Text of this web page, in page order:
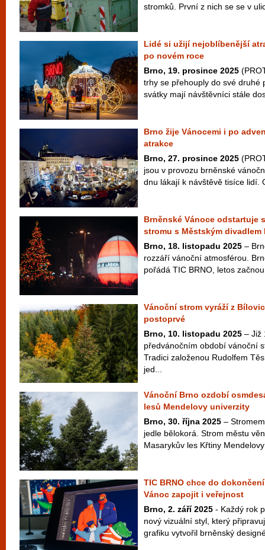
stromků. První z nich se se v
Lidé si užijí nejoblíbenější
po novém roce
Brno, 19. prosince 2025
trhy se přehouply do své druhé
svátky mají návštěvníci stále
Brno žije Vánocemi i po
atrakce
Brno, 27. prosince 2025
jsou v provozu brněnské
dnu lákají k návštěvě tisíce lidí.
Brněnské Vánoce odstartuje
stromu s Městským divadlem
Brno, 18. listopadu 2025 –
rozzáří vánoční atmosférou.
pořádá TIC BRNO, letos
Vánoční strom vyráží z
postoprvé
Brno, 10. listopadu 2025 – Již
předvánočním období vánoční
Tradici založenou Rudolfem
jed...
Vánoční Brno ozdobí
lesů Mendelovy univerzity
Brno, 30. října 2025 –
jedle bělokorá. Strom městu
Masarykův les Křtiny
TIC BRNO chce do
Vánoc zapojit i veřejnost
Brno, 2. září 2025 - Každý rok
nový vizuální styl, který
grafiku vytvořil brněnský